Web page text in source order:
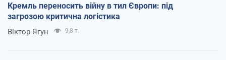
Кремль переносить війну в тил Європи: під
загрозою критична логістика
Віктор Ягун 9,8 т.